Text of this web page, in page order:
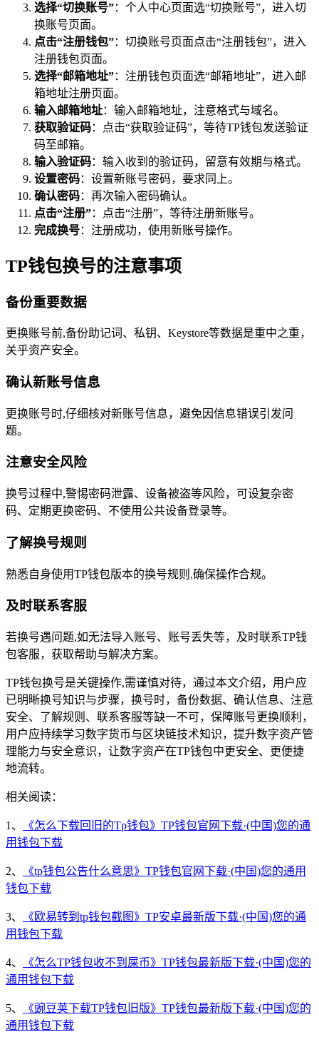
选择“切换账号”：个人中心页面选“切换账号”，进入切
换账号页面。
点击“注册钱包”：切换账号页面点击“注册钱包”，进入
注册钱包页面。
选择“邮箱地址”：注册钱包页面选“邮箱地址”，进入邮
箱地址注册页面。
输入邮箱地址：输入邮箱地址，注意格式与域名。
获取验证码：点击“获取验证码”，等待TP钱包发送验证
码至邮箱。
输入验证码：输入收到的验证码，留意有效期与格式。
设置密码：设置新账号密码，要求同上。
确认密码：再次输入密码确认。
点击“注册”：点击“注册”，等待注册新账号。
完成换号：注册成功，使用新账号操作。
TP钱包换号的注意事项
备份重要数据
更换账号前,备份助记词、私钥、Keystore等数据是重中之重，
关乎资产安全。
确认新账号信息
更换账号时,仔细核对新账号信息，避免因信息错误引发问
题。
注意安全风险
换号过程中,警惕密码泄露、设备被盗等风险，可设复杂密
码、定期更换密码、不使用公共设备登录等。
了解换号规则
熟悉自身使用TP钱包版本的换号规则,确保操作合规。
及时联系客服
若换号遇问题,如无法导入账号、账号丢失等，及时联系TP钱
包客服，获取帮助与解决方案。
TP钱包换号是关键操作,需谨慎对待，通过本文介绍，用户应
已明晰换号知识与步骤，换号时，备份数据、确认信息、注意
安全、了解规则、联系客服等缺一不可，保障账号更换顺利，
用户应持续学习数字货币与区块链技术知识，提升数字资产管
理能力与安全意识，让数字资产在TP钱包中更安全、更便捷
地流转。
相关阅读：
1、
《怎么下载回旧的Tp钱包》TP钱包官网下载·(中国)您的通
用钱包下载
2、
《tp钱包公告什么意思》TP钱包官网下载·(中国)您的通用
钱包下载
3、
《欧易转到tp钱包截图》TP安卓最新版下载·(中国)您的通
用钱包下载
4、
《怎么TP钱包收不到屎币》TP钱包最新版下载·(中国)您的
通用钱包下载
5、
《豌豆荚下载TP钱包旧版》TP钱包最新版下载·(中国)您的
通用钱包下载